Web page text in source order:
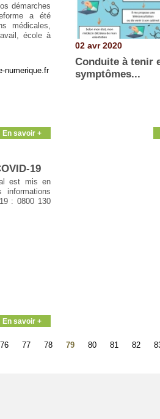
démarches
a été
médicales,
école à
numerique.fr
En savoir +
02 avr 2020
Conduite à tenir
symptômes...
19
est mis en
informations
: 0800 130
En savoir +
76 77 78 79 80 81 82